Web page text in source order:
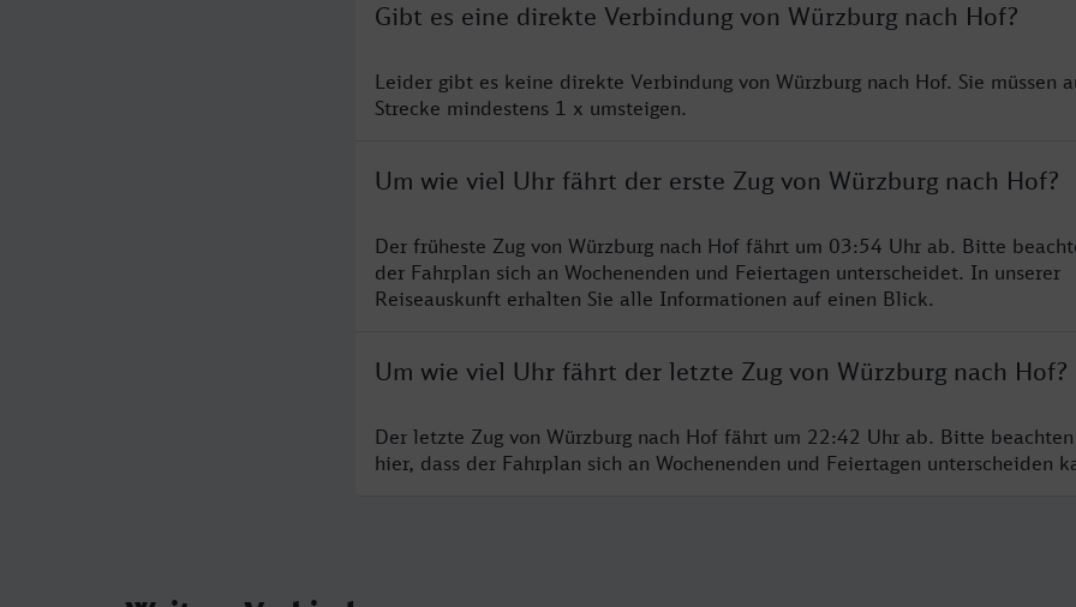
Gibt es eine direkte Verbindung von Würzburg nach Hof?
Leider gibt es keine direkte Verbindung von Würzburg nach Hof. Sie müssen
Strecke mindestens 1 x umsteigen.
Um wie viel Uhr fährt der erste Zug von Würzburg nach Hof?
Der früheste Zug von Würzburg nach Hof fährt um 03:54 Uhr ab. Bitte
der Fahrplan sich an Wochenenden und Feiertagen unterscheidet. In unserer
Reiseauskunft erhalten Sie alle Informationen auf einen Blick.
Um wie viel Uhr fährt der letzte Zug von Würzburg nach Hof?
Der letzte Zug von Würzburg nach Hof fährt um 22:42 Uhr ab. Bitte beachten
hier, dass der Fahrplan sich an Wochenenden und Feiertagen unterscheiden